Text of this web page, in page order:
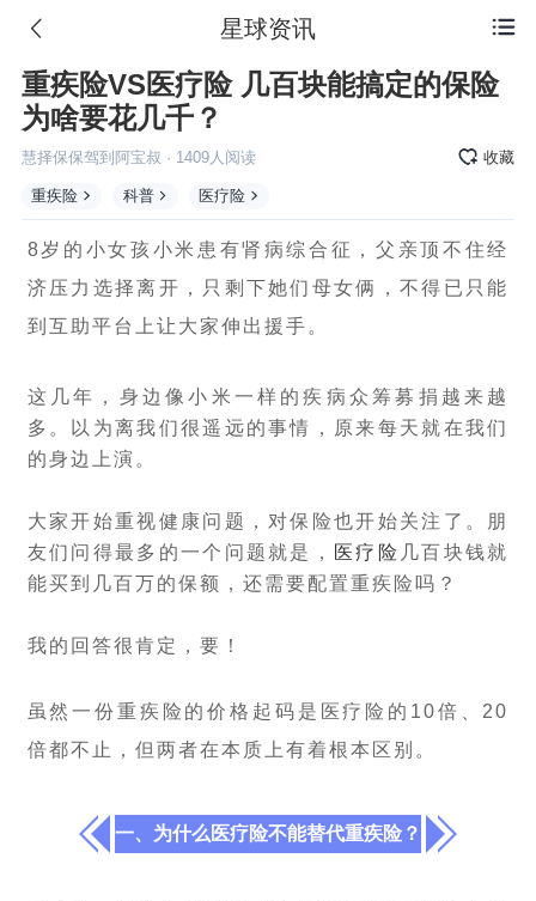
 星球资讯
重疾险VS医疗险 几百块能搞定的保险
为啥要花几千？
慧择保保驾到阿宝叔 · 1409人阅读 收藏
重疾险 科普 医疗险
8岁的小女孩小米患有肾病综合征，父亲顶不住经
济压力选择离开，只剩下她们母女俩，不得已只能
到互助平台上让大家伸出援手。
这几年，身边像小米一样的疾病众筹募捐越来越
多。以为离我们很遥远的事情，原来每天就在我们
的身边上演。
大家开始重视健康问题，对保险也开始关注了。朋
友们问得最多的一个问题就是，
医疗险 几百块钱就
能买到几百万的保额，还需要配置重疾险吗？
我的回答很肯定，要！
虽然一份重疾险的价格起码是医疗险的10倍、20
倍都不止，但两者在本质上有着根本区别。
一、为什么医疗险不能替代重疾险？